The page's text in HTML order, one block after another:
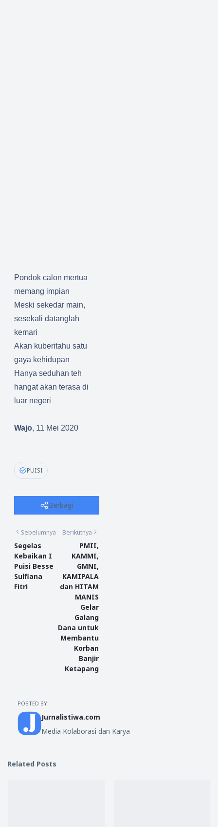
Pondok calon mertua
memang impian
Meski sekedar main,
sesekali datanglah
kemari
Akan kuberitahu satu
gaya kehidupan
Hanya seduhan teh
hangat akan terasa di
luar negeri
Wajo, 11 Mei 2020
PUISI
Berbagi
Sebelumnya
Segelas
Kebaikan I
Puisi Besse
Sulfiana
Fitri
Berikutnya
PMII,
KAMMI,
GMNI,
KAMIPALA
dan HITAM
MANIS
Gelar
Galang
Dana untuk
Membantu
Korban
Banjir
Ketapang
POSTED BY:
Jurnalistiwa.com
Media Kolaborasi dan Karya
Related Posts